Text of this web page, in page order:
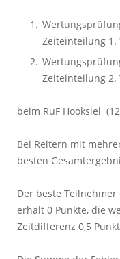
Zeiteinteilung
Zeiteinteilung 2.
beim RuF Hooksiel
Bei Reitern mit
besten
Der beste
erhält 0 Punkte, die
Zeitdifferenz 0,5